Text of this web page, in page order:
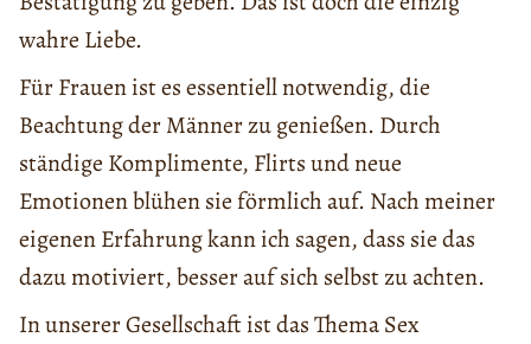
wahre Liebe.
Für Frauen ist es essentiell notwendig, die
Beachtung der Männer zu genießen. Durch
ständige Komplimente, Flirts und neue
Emotionen blühen sie förmlich auf. Nach meiner
eigenen Erfahrung kann ich sagen, dass sie das
dazu motiviert, besser auf sich selbst zu achten.
In unserer Gesellschaft ist das Thema Sex